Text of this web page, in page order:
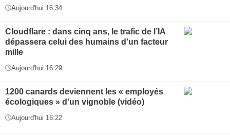
Aujourd'hui 16:34
Cloudflare : dans cinq ans, le trafic de l’IA
dépassera celui des humains d’un facteur
mille
Aujourd'hui 16:29
1200 canards deviennent les « employés
écologiques » d’un vignoble (vidéo)
Aujourd'hui 16:22